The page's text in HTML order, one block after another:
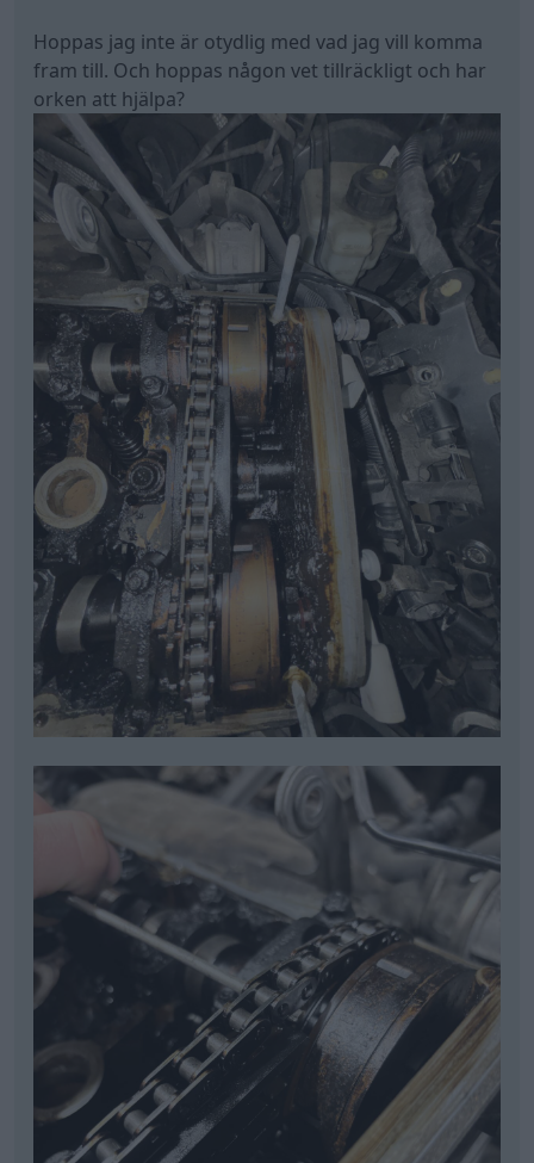
Hoppas jag inte är otydlig med vad jag vill komma
fram till. Och hoppas någon vet tillräckligt och har
orken att hjälpa?